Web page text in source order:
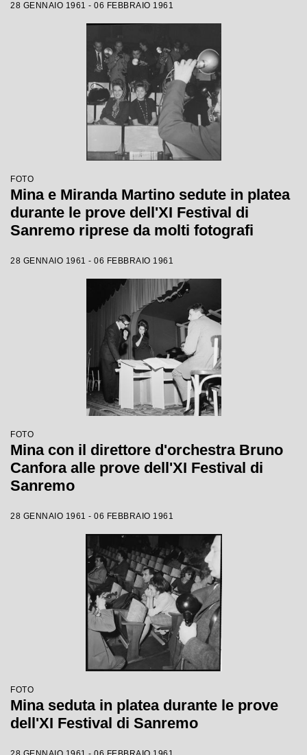
28 GENNAIO 1961 - 06 FEBBRAIO 1961
FOTO
Mina e Miranda Martino sedute in platea
durante le prove dell'XI Festival di
Sanremo riprese da molti fotografi
28 GENNAIO 1961 - 06 FEBBRAIO 1961
FOTO
Mina con il direttore d'orchestra Bruno
Canfora alle prove dell'XI Festival di
Sanremo
28 GENNAIO 1961 - 06 FEBBRAIO 1961
FOTO
Mina seduta in platea durante le prove
dell'XI Festival di Sanremo